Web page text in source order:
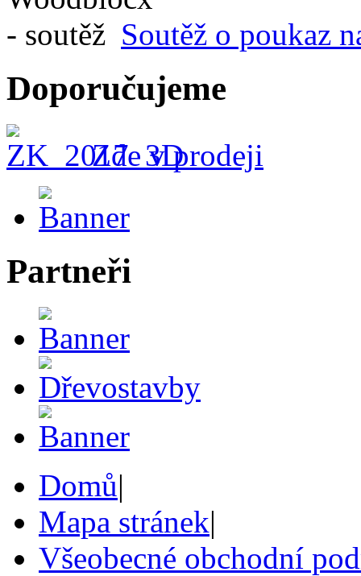
Soutěž o poukaz
Doporučujeme
Zde v prodeji
Partneři
Domů|
Mapa stránek|
Všeobecné obchodní